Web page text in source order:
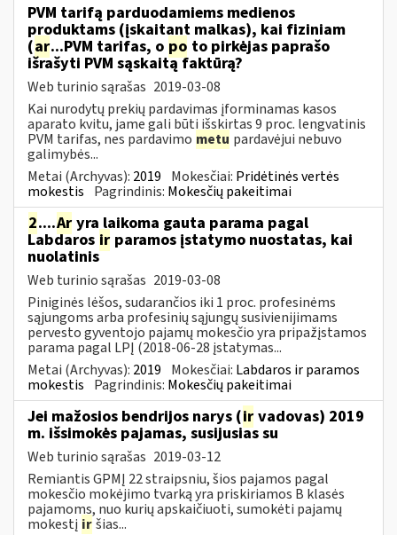
PVM tarifą parduodamiems medienos
produktams (įskaitant malkas), kai fiziniam
(ar...PVM tarifas, o po to pirkėjas paprašo
išrašyti PVM sąskaitą faktūrą?
Web turinio sąrašas 2019-03-08
Kai nurodytų prekių pardavimas įforminamas kasos
aparato kvitu, jame gali būti išskirtas 9 proc. lengvatinis
PVM tarifas, nes pardavimo metu pardavėjui nebuvo
galimybės...
Metai (Archyvas): 2019 Mokesčiai: Pridėtinės vertės
mokestis Pagrindinis: Mokesčių pakeitimai
2....Ar yra laikoma gauta parama pagal
Labdaros ir paramos įstatymo nuostatas, kai
nuolatinis
Web turinio sąrašas 2019-03-08
Piniginės lėšos, sudarančios iki 1 proc. profesinėms
sąjungoms arba profesinių sąjungų susivienijimams
pervesto gyventojo pajamų mokesčio yra pripažįstamos
parama pagal LPĮ (2018-06-28 įstatymas...
Metai (Archyvas): 2019 Mokesčiai: Labdaros ir paramos
mokestis Pagrindinis: Mokesčių pakeitimai
Jei mažosios bendrijos narys (ir vadovas) 2019
m. išsimokės pajamas, susijusias su
Web turinio sąrašas 2019-03-12
Remiantis GPMĮ 22 straipsniu, šios pajamos pagal
mokesčio mokėjimo tvarką yra priskiriamos B klasės
pajamoms, nuo kurių apskaičiuoti, sumokėti pajamų
mokestį iršias...